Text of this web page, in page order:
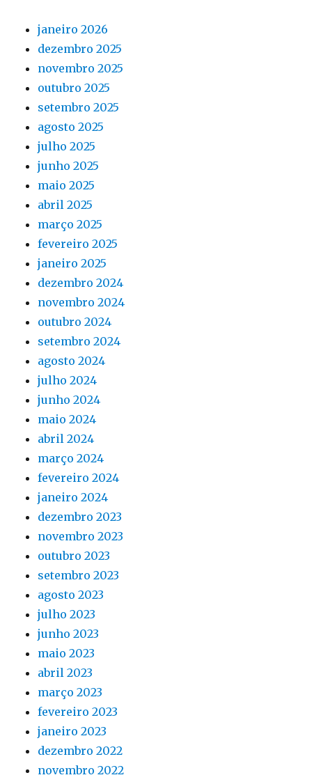
janeiro 2026
dezembro 2025
novembro 2025
outubro 2025
setembro 2025
agosto 2025
julho 2025
junho 2025
maio 2025
abril 2025
março 2025
fevereiro 2025
janeiro 2025
dezembro 2024
novembro 2024
outubro 2024
setembro 2024
agosto 2024
julho 2024
junho 2024
maio 2024
abril 2024
março 2024
fevereiro 2024
janeiro 2024
dezembro 2023
novembro 2023
outubro 2023
setembro 2023
agosto 2023
julho 2023
junho 2023
maio 2023
abril 2023
março 2023
fevereiro 2023
janeiro 2023
dezembro 2022
novembro 2022